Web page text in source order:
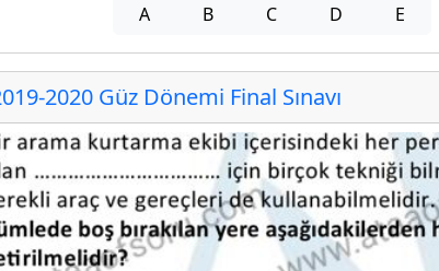
A B C D E
2020 Güz Dönemi Final Sınavı